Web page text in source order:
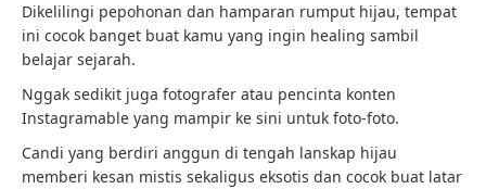
Dikelilingi pepohonan dan hamparan rumput hijau, tempat
ini cocok banget buat kamu yang ingin healing sambil
belajar sejarah.
Nggak sedikit juga fotografer atau pencinta konten
Instagramable yang mampir ke sini untuk foto-foto.
Candi yang berdiri anggun di tengah lanskap hijau
memberi kesan mistis sekaligus eksotis dan cocok buat latar